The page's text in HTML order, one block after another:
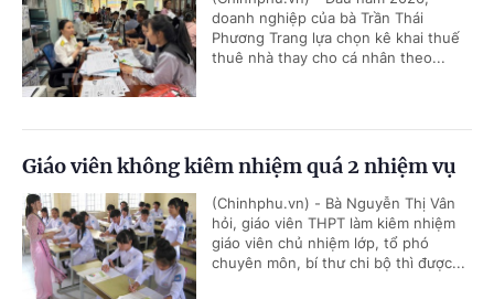
doanh nghiệp của bà Trần Thái
Phương Trang lựa chọn kê khai thuế
thuê nhà thay cho cá nhân theo...
Giáo viên không kiêm nhiệm quá 2 nhiệm vụ
(Chinhphu.vn) - Bà Nguyễn Thị Vân
hỏi, giáo viên THPT làm kiêm nhiệm
giáo viên chủ nhiệm lớp, tổ phó
chuyên môn, bí thư chi bộ thì được...